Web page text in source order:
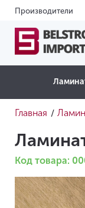
Производители
Главная /
Код товара: